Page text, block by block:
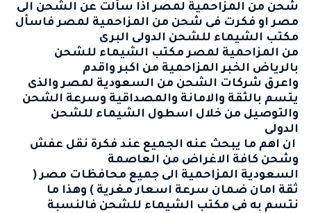
شحن من المزاحمية لمصراذا سألت عن الشحن الى
مصر او فكرت فى شحن من المزاحمية لمصر فاسأل
مكتب الشيماء للشحن الدولى البرى
من المزاحمية لمصر مكتب الشيماء للشحن
بالرياض الخبر المزاحمية من اكبر واقدم
واعرق شركات الشحن من السعودية لمصروالذى
يتسم بالثقة والامانة والمصداقية وسرعة الشحن
والتوصيل من خلال اسطول الشيماء للشحن
الدولى
ان اهم ما يبحث عنه الجميع عند فكرة نقل عفش
وشحن كافة الاغراض من العاصمة
السعودية المزاحمية الى جميع محافظات مصر (
ثقة امان ضمان سرعة اسعار مغرية ) وهذا ما
نتسم به فى مكتب الشيماء للشحن فالنسبة